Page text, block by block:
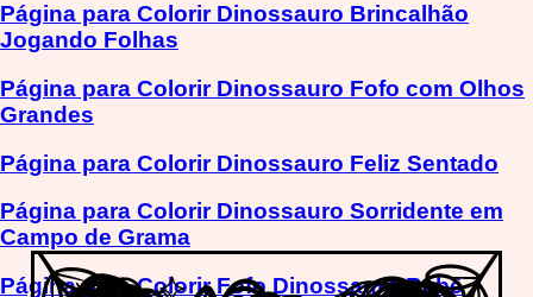
Página para Colorir Dinossauro Brincalhão
Jogando Folhas
Página para Colorir Dinossauro Fofo com Olhos
Grandes
Página para Colorir Dinossauro Feliz Sentado
Página para Colorir Dinossauro Sorridente em
Campo de Grama
Página para Colorir Fofo Dinossauro Bebê